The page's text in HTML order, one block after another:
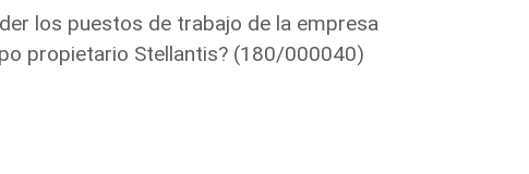
los puestos de trabajo de la empresa
propietario Stellantis? (180/000040)